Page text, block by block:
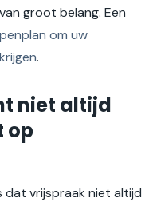
groot belang. Een
om uw
.
niet altijd
op
dat vrijspraak niet altijd